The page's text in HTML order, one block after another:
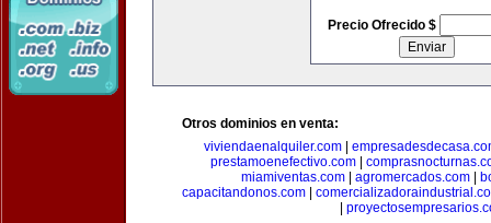
Precio Ofrecido $
Otros dominios en venta:
viviendaenalquiler.com|
prestamoenefectivo.com
miamiventas.com
agromercados.com
capacitandonos.com